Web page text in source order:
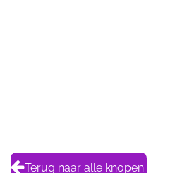
Terug naar alle knopen